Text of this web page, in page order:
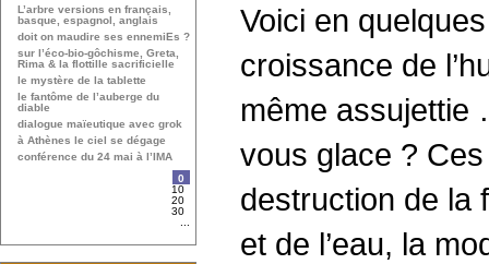
Voici en
croissance de
même assujettie
vous glace ?
destruction de la
et de l’eau, la
L’arbre versions en français,
basque, espagnol, anglais
doit on maudire ses ennemiEs ?
sur l’éco-bio-gôchisme, Greta,
Rima & la flottille sacrificielle
le mystère de la tablette
le fantôme de l’auberge du
diable
dialogue maïeutique avec grok
à Athènes le ciel se dégage
conférence du 24 mai à l’IMA
0
10
20
30